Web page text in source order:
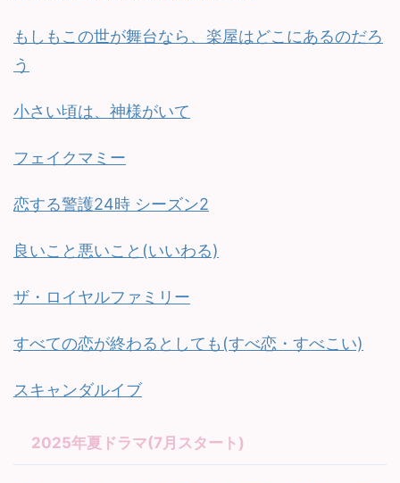
もしもこの世が舞台なら、楽屋はどこにあるのだろ
う
小さい頃は、神様がいて
フェイクマミー
恋する警護24時 シーズン2
良いこと悪いこと(いいわる)
ザ・ロイヤルファミリー
すべての恋が終わるとしても(すべ恋・すべこい)
スキャンダルイブ
2025年夏ドラマ(7月スタート)